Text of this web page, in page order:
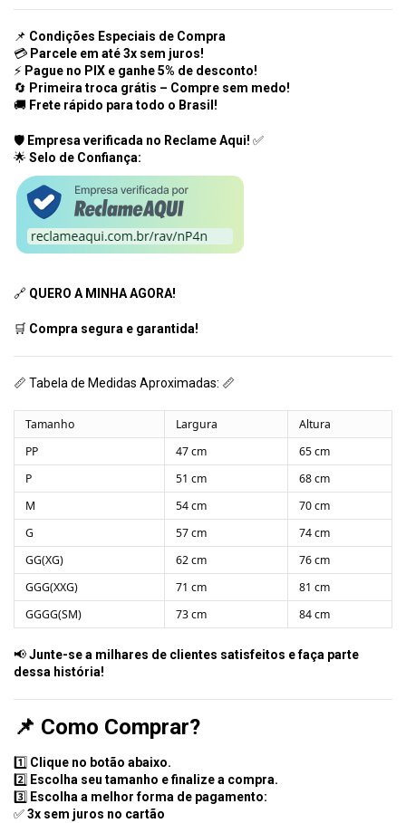
📌 Condições Especiais de Compra
💳 Parcele em até 3x sem juros!
⚡ Pague no PIX e ganhe 5% de desconto!
🔄 Primeira troca grátis – Compre sem medo!
🚚 Frete rápido para todo o Brasil!
🛡️ Empresa verificada no Reclame Aqui! ✅
🌟 Selo de Confiança:
🔗 QUERO A MINHA AGORA!
🛒 Compra segura e garantida!
📏 Tabela de Medidas Aproximadas: 📏
Tamanho Largura
Altura
PP
47 cm
65 cm
P
51 cm
68 cm
M
54 cm
70 cm
G
57 cm
74 cm
GG(XG)
62 cm
76 cm
GGG(XXG)
71 cm
81 cm
GGGG(SM)
73 cm 84 cm
📢Junte-se a milhares de clientes satisfeitos e faça parte
dessa história!
📌 Como Comprar?
1️⃣ Clique no botão abaixo.
2️⃣ Escolha seu tamanho e finalize a compra.
3️⃣ Escolha a melhor forma de pagamento:
✅3x sem juros no cartão